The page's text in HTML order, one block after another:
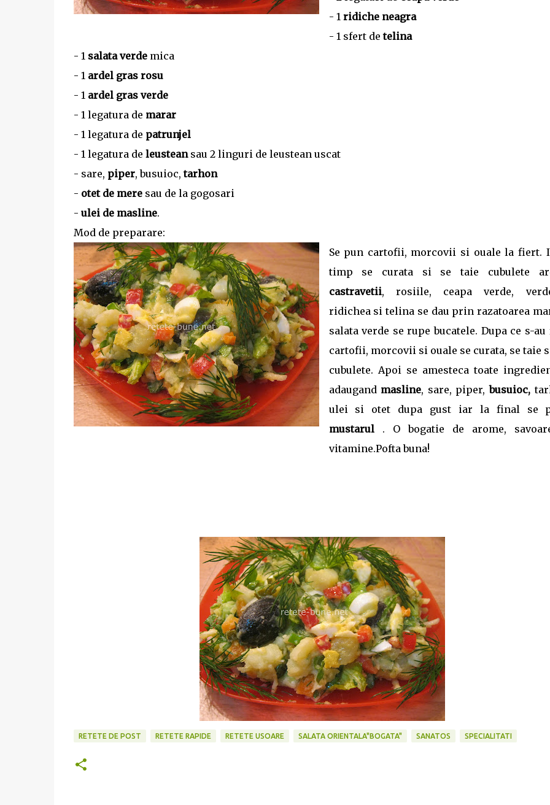
- 1 ridiche neagra
- 1 sfert detelina
- 1 salata verdemica
- 1 ardel gras rosu
- 1 ardel gras verde
- 1 legatura de marar
- 1 legatura de patrunjel
- 1 legatura de leustean sau 2 linguri de leustean uscat
- sare, piper, busuioc,tarhon
- otet de meresau de la gogosari
- ulei de masline.
Mod de preparare:
Se pun cartofii, morcovii si ouale la fiert.
timp se curata si se taie cubulete
castravetii, rosiile, ceapa verde,
ridichea si telina se dau prin razatoarea
salata verde se rupe bucatele. Dupa ce s-
cartofii, morcovii si ouale se curata, se taie
cubulete. Apoi se amesteca toate
adaugand masline, sare, piper,busuioc,
ulei si otet dupa gust iar la final se
mustarul. O bogatie de arome,
vitamine.Pofta buna!
RETETE DE POST RETETE RAPIDE RETETE USOARE SALATA ORIENTALA"BOGATA" SANATOS SPECIALITATI